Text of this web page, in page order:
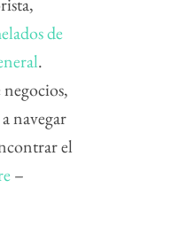
de
.
navegar
el
–